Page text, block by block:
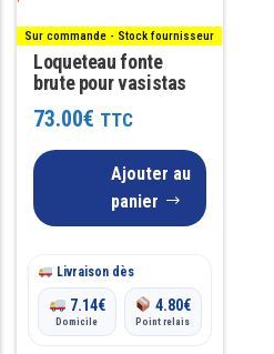
Sur commande - Stock fournisseur
Loqueteau fonte
brute pour vasistas
73.00€ TTC
Ajouter au
panier
Livraison dès
7.14€
Domicile
4.80€
Point relais